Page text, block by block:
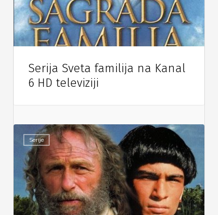
Serija Sveta familija na Kanal
6 HD televiziji
Serije